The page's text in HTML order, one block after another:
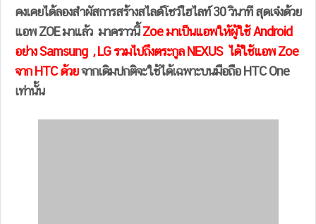
คงเคยได้ลองสำผัสการสร้างสไลด์โชว์ไฮไลท์ 30 วินาที สุดเจ๋งด้วย
แอพ ZOE มาแล้ว มาคราวนี้Zoe มาเป็นแอพให้ผู้ใช้ Android
อย่าง Samsung , LG รวมไปถึงตระกูล NEXUS ได้ใช้แอพ Zoe
จาก HTC ด้วยจากเดิมปกติจะใช้ได้เฉพาะบนมือถือ HTC One
เท่านั้น